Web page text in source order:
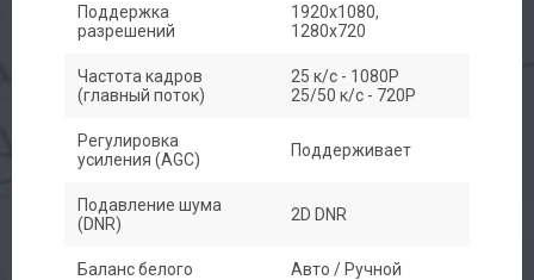
Поддержка
разрешений
1920x1080,
1280x720
Частота кадров
(главный поток)
25 к/с - 1080P
25/50 к/с - 720P
Регулировка
усиления (AGC)
Поддерживает
Подавление шума
(DNR)
2D DNR
Баланс белого Авто / Ручной